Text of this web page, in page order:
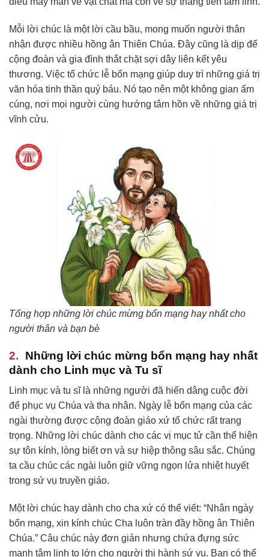
Mỗi lời chúc là một lời cầu bầu, mong muốn người thân
nhận được nhiều hồng ân Thiên Chúa. Đây cũng là dịp để
cộng đoàn và gia đình thắt chặt sợi dây liên kết yêu
thương. Việc tổ chức lễ bổn mạng giúp duy trì những giá trị
văn hóa tinh thần quý báu. Nó tạo nên một không gian ấm
cúng, nơi mọi người cùng hướng tâm hồn về những giá trị
vĩnh cửu.
Tổng hợp những lời chúc mừng bổn mạng hay nhất cho
người thân và bạn bè
Những lời chúc mừng bổn mạng hay nhất
dành cho Linh mục và Tu sĩ
Linh mục và tu sĩ là những người đã hiến dâng cuộc đời
để phục vụ Chúa và tha nhân. Ngày lễ bổn mạng của các
ngài thường được cộng đoàn giáo xứ tổ chức rất trang
trọng. Những lời chúc dành cho các vị mục tử cần thể hiện
sự tôn kính, lòng biết ơn và sự hiệp thông sâu sắc. Chúng
ta cầu chúc các ngài luôn giữ vững ngọn lửa nhiệt huyết
trong sứ vụ truyền giáo.
Một lời chúc hay dành cho cha xứ có thể viết: “Nhân ngày
bổn mạng, xin kính chúc Cha luôn tràn đầy hồng ân Thiên
Chúa.” Câu chúc này đơn giản nhưng chứa đựng sức
mạnh tâm linh to lớn cho người thi hành sứ vụ. Bạn có thể